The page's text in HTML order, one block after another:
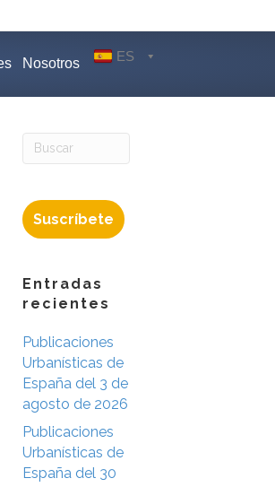
Nosotros ES
Suscríbete
Entradas
recientes
Publicaciones
Urbanísticas de
España del 3 de
agosto de 2026
Publicaciones
Urbanísticas de
España del 30